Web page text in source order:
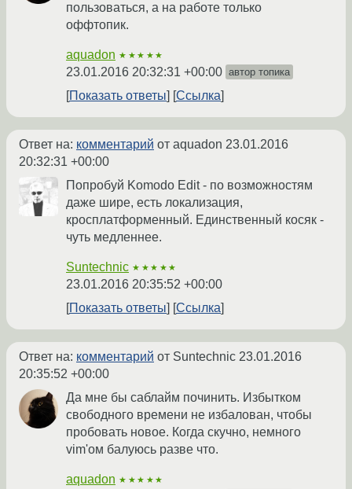
пользоваться, а на работе только
оффтопик.
aquadon ★★★★★
23.01.2016 20:32:31 +00:00 автор топика
Показать ответы Ссылка
Ответ на: комментарий от aquadon 23.01.2016
20:32:31 +00:00
Попробуй Komodo Edit - по возможностям
даже шире, есть локализация,
кросплатформенный. Единственный косяк -
чуть медленнее.
Suntechnic ★★★★★
23.01.2016 20:35:52 +00:00
Показать ответы
Ссылка
Ответ на: комментарий от Suntechnic 23.01.2016
20:35:52 +00:00
Да мне бы саблайм починить. Избытком
свободного времени не избалован, чтобы
пробовать новое. Когда скучно, немного
vim'ом балуюсь разве что.
aquadon ★★★★★